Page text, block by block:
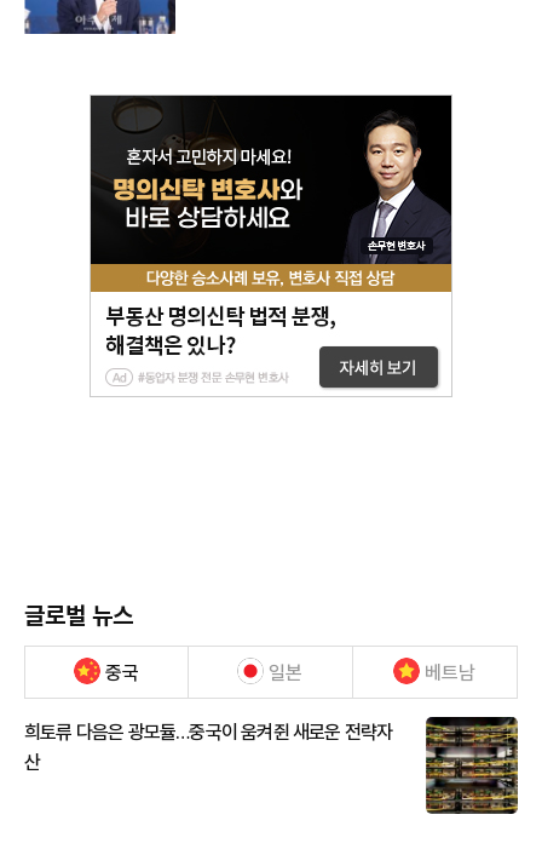
글로벌 뉴스
중국 일본 베트남
희토류 다음은 광모듈…중국이 움켜쥔 새로운 전략자
산